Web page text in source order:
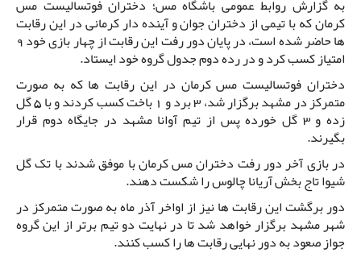
به گزارش روابط عمومی باشگاه مس؛ دختران فوتسالیست مس
کرمان که با تیمی از دختران جوان و آینده دار کرمانی در این رقابت
ها حاضر شده است، در پایان دور رفت این رقابت از چهار بازی خود 9
امتیاز کسب کرد و در رده دوم جدول گروه خود ایستاد.
دختران فوتسالیست مس کرمان در این رقابت ها که به صورت
متمرکز در مشهد برگزار شد، 3 برد و 1 باخت کسب کردند و با 5 گل
زده و 3 گل خورده پس از تیم آوانا مشهد در جایگاه دوم قرار
بگیرند.
در بازی آخر دور رفت دختران مس کرمان با موفق شدند با تک گل
شیوا تاج بخش آریانا چالوس را شکست دهند.
دور برگشت این رقابت ها نیز از اواخر آذر ماه به صورت متمرکز در
شهر مشهد برگزار خواهد شد تا در نهایت دو تیم برتر از این گروه
جواز صعود به دور نهایی رقابت ها را کسب کنند.